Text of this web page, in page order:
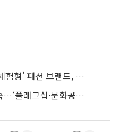
스투시부터 무신사 킥스까지…‘체험형’ 패션 브랜드, 잇단 제주행
명품 브랜드, 백화점 밖 D2C 가속…‘플래그십·문화공간’ 전략 눈길